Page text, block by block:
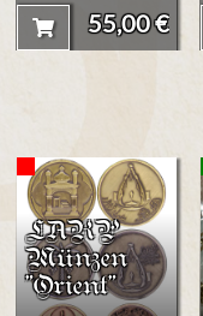
55,00 €
LARP
Münzen
"Orient"